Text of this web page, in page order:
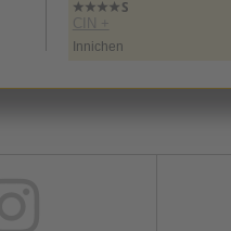
CIN +
Innichen